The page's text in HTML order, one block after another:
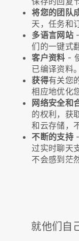
将您的团队
天，任务和
多语言网站
们的一键式
客户资料 -
已编译资料。
获得有关您
相应地优化
网络安全和
的权利，获
和云存储，
不断的支持 -
过实时聊天
不会感到茫
就他们自